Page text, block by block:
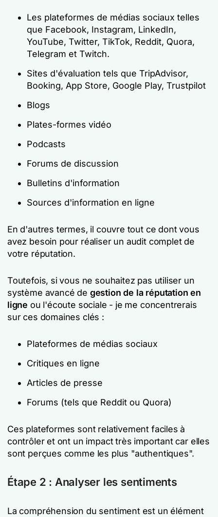
Les plateformes de médias sociaux telles
que Facebook, Instagram, LinkedIn,
YouTube, Twitter, TikTok, Reddit, Quora,
Telegram et Twitch.
Sites d'évaluation tels que TripAdvisor,
Booking, App Store, Google Play, Trustpilot
Blogs
Plates-formes vidéo
Podcasts
Forums de discussion
Bulletins d'information
Sources d'information en ligne
En d'autres termes, il couvre tout ce dont vous
avez besoin pour réaliser un audit complet de
votre réputation.
Toutefois, si vous ne souhaitez pas utiliser un
système avancé de gestion de la réputation en
ligne ou l'écoute sociale - je me concentrerais
sur ces domaines clés :
Plateformes de médias sociaux
Critiques en ligne
Articles de presse
Forums (tels que Reddit ou Quora)
Ces plateformes sont relativement faciles à
contrôler et ont un impact très important car elles
sont perçues comme les plus "authentiques".
Étape 2 : Analyser les sentiments
La compréhension du sentiment est un élément